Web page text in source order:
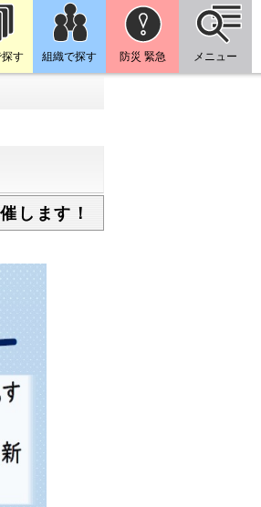
す 組織で探す 防災 緊急 メニュー
します！